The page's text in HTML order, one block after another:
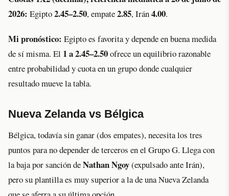
2026: Egipto2.45–2.50, empate2.85, Irán4.00.
Mi pronóstico: Egipto es favorita y depende en buena medida
de sí misma. El 1 a 2.45–2.50ofrece un equilibrio razonable
entre probabilidad y cuota en un grupo donde cualquier
resultado mueve la tabla.
Nueva Zelanda vs Bélgica
Bélgica, todavía sin ganar (dos empates), necesita los tres
puntos para no depender de terceros en el Grupo G. Llega con
la baja por sanción deNathan Ngoy(expulsado ante Irán),
pero su plantilla es muy superior a la de una Nueva Zelanda